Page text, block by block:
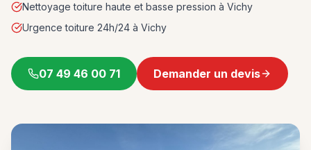
Nettoyage toiture haute et basse pression à Vichy
Urgence toiture 24h/24 à Vichy
07 49 46 00 71 Demander un devis